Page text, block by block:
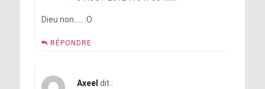
Dieu non….. :O
RÉPONDRE
Axeel dit :